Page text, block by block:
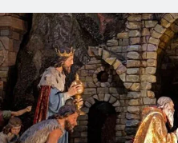
Meta
Accedi
Feed dei contenuti
Feed dei commenti
WordPress.org